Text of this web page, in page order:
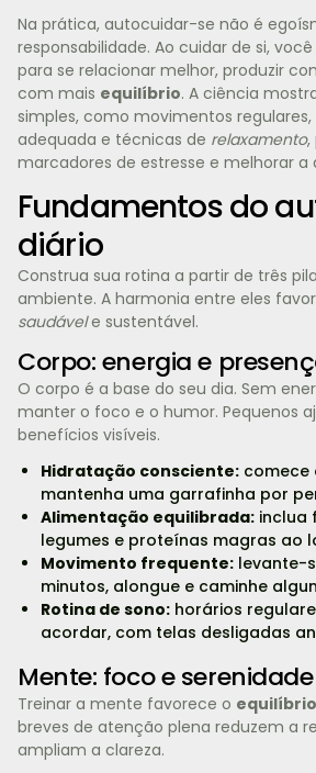
Na prática, autocuidar-se não é
responsabilidade. Ao cuidar de si,
para se relacionar melhor, produzir
com mais equilíbrio. A ciência
simples, como movimentos
adequada e técnicas de relaxamento,
marcadores de estresse e melhorar a
Fundamentos do
diário
Construa sua rotina a partir de três
ambiente. A harmonia entre eles
saudávele sustentável.
Corpo: energia e
O corpo é a base do seu dia. Sem
manter o foco e o humor. Pequenos
benefícios visíveis.
Hidratação consciente:comece
mantenha uma garrafinha por
Alimentação equilibrada:inclua
legumes e proteínas magras ao
Movimento frequente:levante-
minutos, alongue e caminhe
Rotina de sono:horários
acordar, com telas desligadas
Mente: foco e serenidade
Treinar a mente favorece o equilíbrio
breves de atenção plena reduzem a
ampliam a clareza.